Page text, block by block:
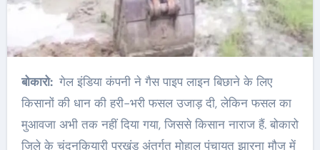
बोकारो: गेल इंडिया कंपनी ने गैस पाइप लाइन बिछाने के लिए
किसानों की धान की हरी-भरी फसल उजाड़ दी, लेकिन फसल का
मुआवजा अभी तक नहीं दिया गया, जिससे किसान नाराज हैं. बोकारो
जिले के चंदनकियारी प्रखंड अंतर्गत मोहाल पंचायत झारना मौज में